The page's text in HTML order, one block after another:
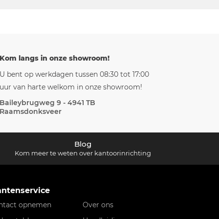
langs in onze showroom!
bent op werkdagen tussen 08:30 tot 17:00
van harte welkom in onze showroom!
9 - 4941 TB
Blog
Kom meer te weten over kantoorinrichting
opnemen
Over ons